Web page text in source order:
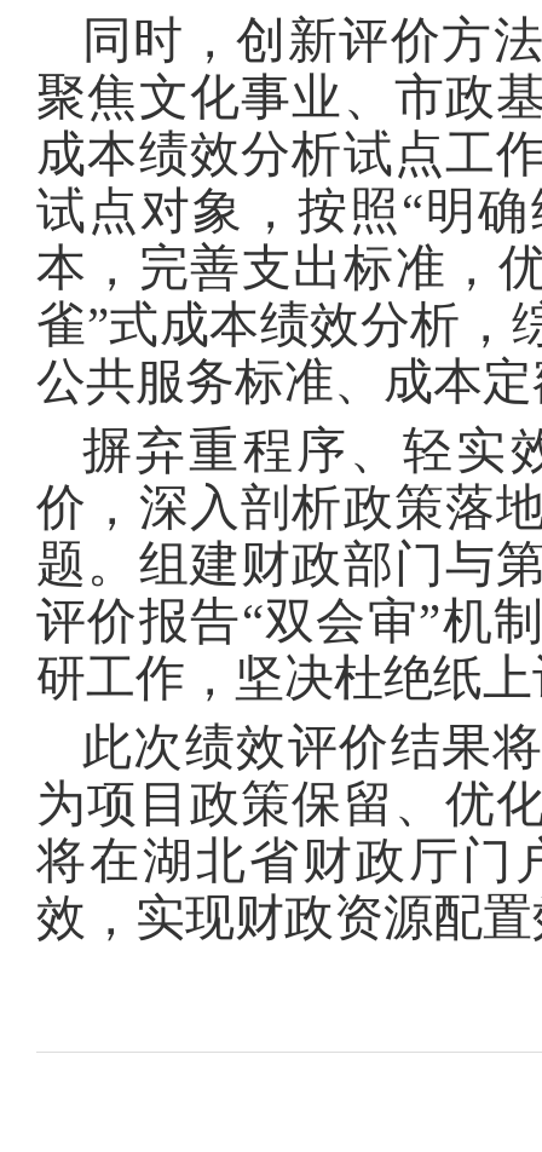
同时，创新评价方
聚焦文化事业、市政
成本绩效分析试点工
试点对象，按照“明
本，完善支出标准，
雀”式成本绩效分析，
公共服务标准、成本
摒弃重程序、轻实
价，深入剖析政策落
题。组建财政部门与
评价报告“双会审”机
研工作，坚决杜绝纸
此次绩效评价结果
为项目政策保留、优
将在湖北省财政厅门
效，实现财政资源配